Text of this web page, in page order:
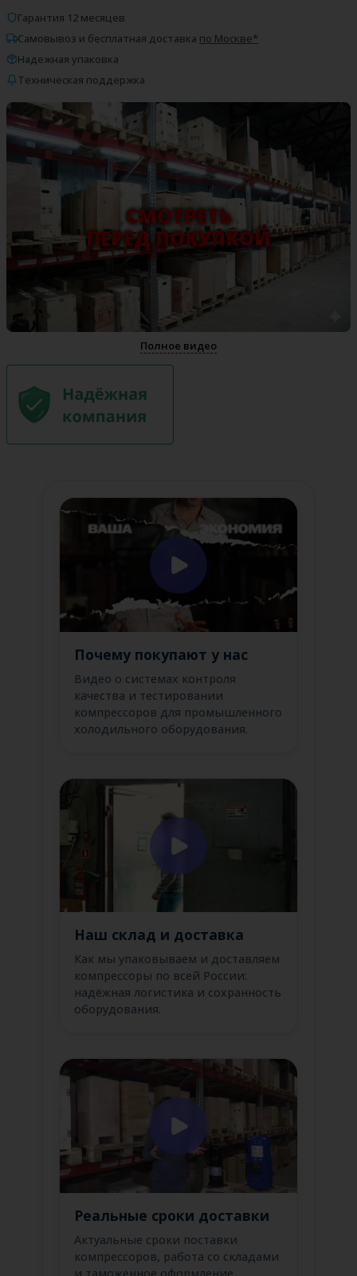
Гарантия 12 месяцев
Самовывоз и бесплатная доставка по Москве*
Надежная упаковка
Техническая поддержка
СМОТРЕТЬ
ПЕРЕД ПОКУПКОЙ
Полное видео
Почему покупают у нас
Видео о системах контроля
качества и тестировании
компрессоров для промышленного
холодильного оборудования.
Наш склад и доставка
Как мы упаковываем и доставляем
компрессоры по всей России:
надёжная логистика и сохранность
оборудования.
Реальные сроки доставки
Актуальные сроки поставки
компрессоров, работа со складами